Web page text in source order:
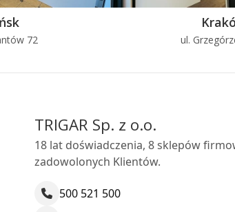
72 ul.
TRIGAR Sp. z o.o.
18 lat doświadczenia, 8 sklepów
zadowolonych Klientów.
500 521 500